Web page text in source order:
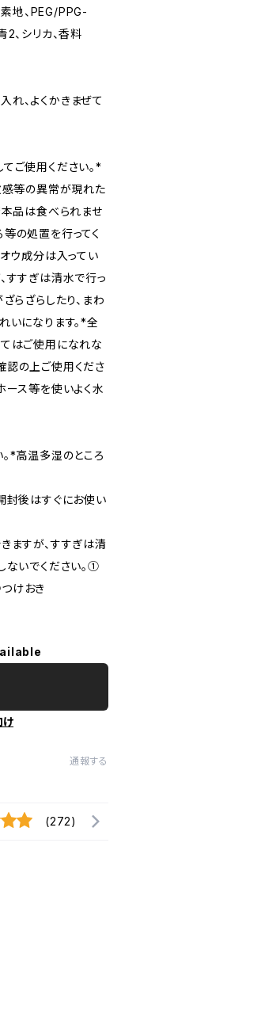
地、PEG/PPG-
2、シリカ、香料
れ、よくかきまぜて
ご使用ください。*
感等の異常が現れた
本品は食べられませ
の処置を行ってく
ウ成分は入ってい
すすぎは清水で行っ
らざらしたり、まわ
いになります。*全
はご使用になれな
認の上ご使用くださ
ース等を使いよく水
*高温多湿のところ
封後はすぐにお使い
ますが、すすぎは清
ないでください。①
けおき
け
通報する
(272)